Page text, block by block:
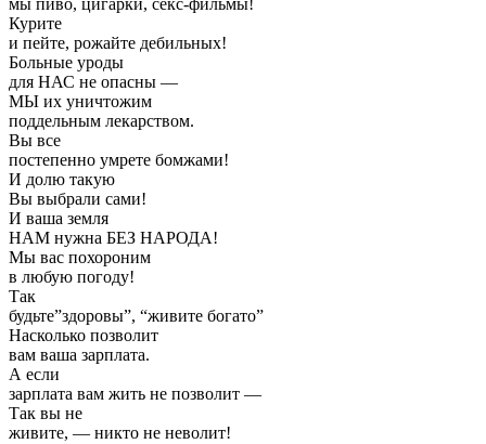
мы пиво, цигарки, секс-фильмы!
Курите
и пейте, рожайте дебильных!
Больные уроды
для НАС не опасны —
МЫ их уничтожим
поддельным лекарством.
Вы все
постепенно умрете бомжами!
И долю такую
Вы выбрали сами!
И ваша земля
НАМ нужна БЕЗ НАРОДА!
Мы вас похороним
в любую погоду!
Так
будьте”здоровы”, “живите богато”
Насколько позволит
вам ваша зарплата.
А если
зарплата вам жить не позволит —
Так вы не
живите, — никто не неволит!